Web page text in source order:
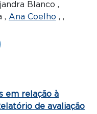
Blanco ,
, Ana Coelho , ,
em relação à
de avaliação